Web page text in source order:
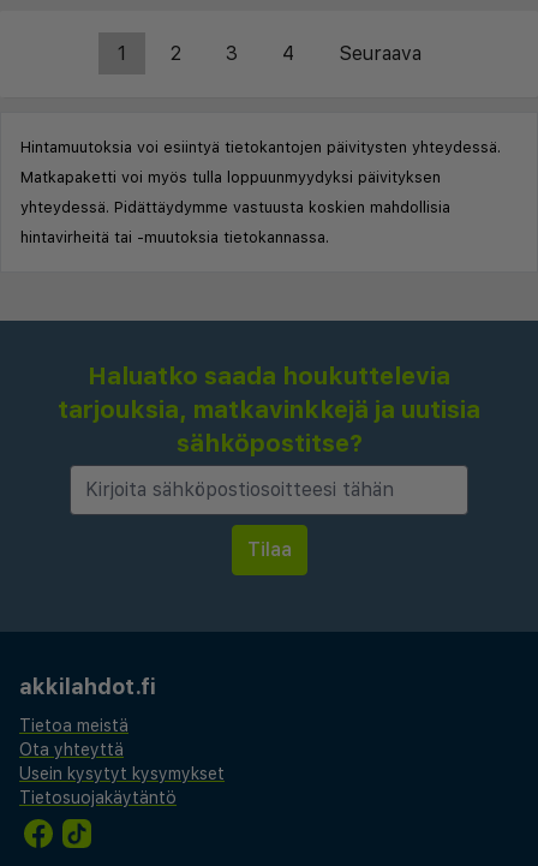
1 2 3 4 Seuraava
Hintamuutoksia voi esiintyä tietokantojen päivitysten yhteydessä.
Matkapaketti voi myös tulla loppuunmyydyksi päivityksen
yhteydessä. Pidättäydymme vastuusta koskien mahdollisia
hintavirheitä tai -muutoksia tietokannassa.
Haluatko saada houkuttelevia
tarjouksia, matkavinkkejä ja uutisia
sähköpostitse?
akkilahdot.fi
Tietoa meistä
Ota yhteyttä
Usein kysytyt kysymykset
Tietosuojakäytäntö